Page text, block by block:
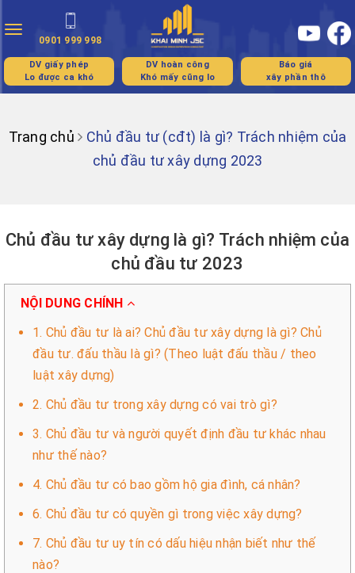
Toggle
navigation
0901 999 998
DV giấy phép
Lo được ca khó
DV hoàn công
Khó mấy cũng lo
Báo giá
xây phần thô
Trang chủ
Chủ đầu tư (cđt) là gì? Trách nhiệm của
chủ đầu tư xây dựng 2023
Chủ đầu tư xây dựng là gì? Trách nhiệm của
chủ đầu tư 2023
NỘI DUNG CHÍNH
1. Chủ đầu tư là ai? Chủ đầu tư xây dựng là gì? Chủ
đầu tư. đấu thầu là gì? (Theo luật đấu thầu / theo
luật xây dựng)
2. Chủ đầu tư trong xây dựng có vai trò gì?
3. Chủ đầu tư và người quyết định đầu tư khác nhau
như thế nào?
4. Chủ đầu tư có bao gồm hộ gia đình, cá nhân?
6. Chủ đầu tư có quyền gì trong việc xây dựng?
7. Chủ đầu tư uy tín có dấu hiệu nhận biết như thế
nào?